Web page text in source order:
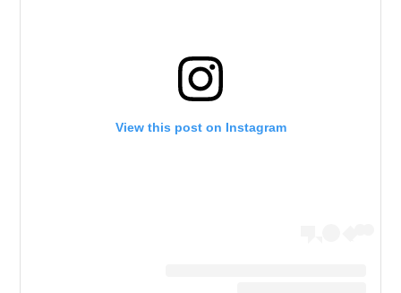
View this post on Instagram